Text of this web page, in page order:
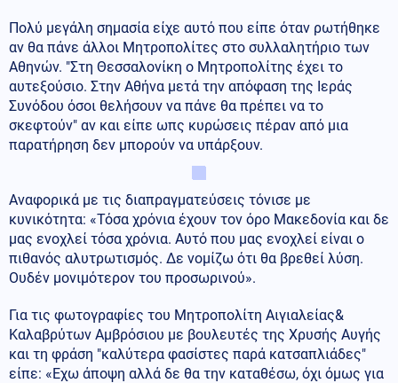
Πολύ μεγάλη σημασία είχε αυτό που είπε όταν ρωτήθηκε
αν θα πάνε άλλοι Μητροπολίτες στο συλλαλητήριο των
Αθηνών. "Στη Θεσσαλονίκη ο Μητροπολίτης έχει το
αυτεξούσιο. Στην Αθήνα μετά την απόφαση της Ιεράς
Συνόδου όσοι θελήσουν να πάνε θα πρέπει να το
σκεφτούν" αν και είπε ωπς κυρώσεις πέραν από μια
παρατήρηση δεν μπορούν να υπάρξουν.
Αναφορικά με τις διαπραγματεύσεις τόνισε με
κυνικότητα: «Τόσα χρόνια έχουν τον όρο Μακεδονία και δε
μας ενοχλεί τόσα χρόνια. Αυτό που μας ενοχλεί είναι ο
πιθανός αλυτρωτισμός. Δε νομίζω ότι θα βρεθεί λύση.
Ουδέν μονιμότερον του προσωρινού».
Για τις φωτογραφίες του Μητροπολίτη Αιγιαλείας&
Καλαβρύτων Αμβρόσιου με βουλευτές της Χρυσής Αυγής
και τη φράση "καλύτερα φασίστες παρά κατσαπλιάδες"
είπε: «Εχω άποψη αλλά δε θα την καταθέσω, όχι όμως για